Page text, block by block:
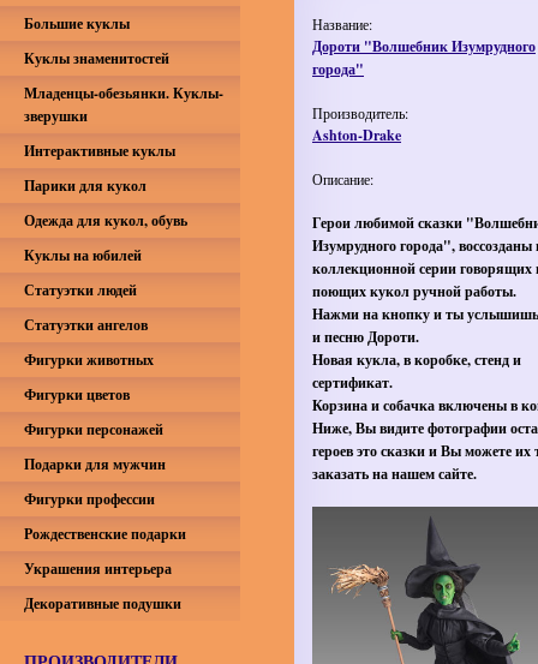
Название:
Дороти "Волшебник Изумрудного
города"
Производитель:
Ashton-Drake
Описание:
Герои любимой сказки
Изумрудного города", воссозданы
коллекционной серии говорящих
поющих кукол ручной работы.
Нажми на кнопку и ты услышишь
и песню Дороти.
Новая кукла, в коробке, стенд и
сертификат.
Корзина и собачка включены в
Ниже, Вы видите фотографии
героев это сказки и Вы можете их
заказать на нашем сайте.
Большие куклы
Куклы знаменитостей
Младенцы-обезьянки. Куклы-
зверушки
Интерактивные куклы
Парики для кукол
Одежда для кукол, обувь
Куклы на юбилей
Статуэтки людей
Статуэтки ангелов
Фигурки животных
Фигурки цветов
Фигурки персонажей
Подарки для мужчин
Фигурки профессии
Рождественские подарки
Украшения интерьера
Декоративные подушки